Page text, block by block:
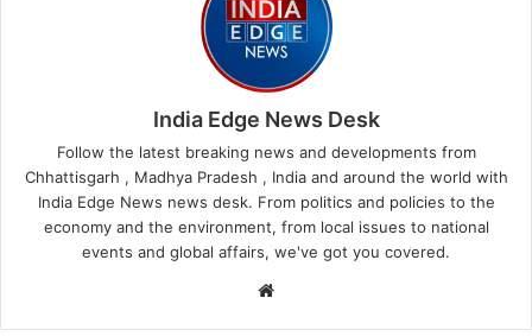
India Edge News Desk
Follow the latest breaking news and developments from
Chhattisgarh , Madhya Pradesh , India and around the world with
India Edge News news desk. From politics and policies to the
economy and the environment, from local issues to national
events and global affairs, we've got you covered.
Website